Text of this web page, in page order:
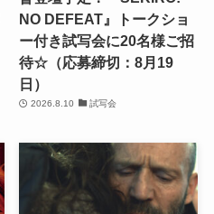
NO DEFEAT』トークショ
ー付き試写会に20名様ご招
待☆（応募締切：8月19
日）
2026.8.10 試写会